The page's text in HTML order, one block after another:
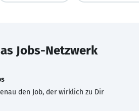
Jobs-Netzwerk
den Job, der wirklich zu Dir